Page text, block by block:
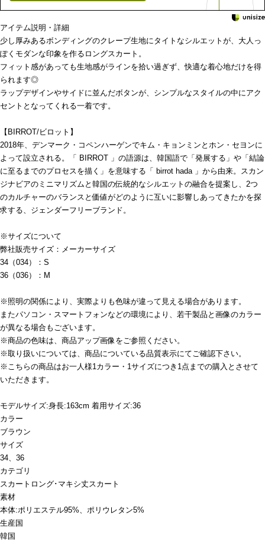
アイテム説明・詳細
少し厚みあるボンディングのクレープ生地にタイトなシルエットが、大人っ
ぽくモダンな印象を作るロングスカート。
フィット感があっても生地感がラインを拾い過ぎず、快適な着心地だけを得
られます◎
ラップデザインやサイドに並んだボタンが、シンプルなスタイルの中にアク
セントとなってくれる一着です。
【BIRROT/ビロット】
2018年、デンマーク・コペンハーゲンでキム・キョンミンとホン・セヨンに
よって設立される。「 BIRROT 」の語源は、韓国語で「発展する」や「結論
に至るまでのプロセスを描く」を意味する「 birrot hada 」から由来。スカン
ジナビアのミニマリズムと韓国の伝統的なシルエットの融合を提案し、2つ
のカルチャーのバランスと価値がどのように互いに影響しあってきたかを探
求する、ジェンダーフリーブランド。
※サイズについて
弊社販売サイズ：メーカーサイズ
34（034）：S
36（036）：M
※照明の関係により、実際よりも色味が違って見える場合があります。
またパソコン・スマートフォンなどの環境により、若干製品と画像のカラー
が異なる場合もございます。
※商品の色味は、商品アップ画像をご参照ください。
※取り扱いについては、商品についている品質表示にてご確認下さい。
※こちらの商品はお一人様1カラー・1サイズにつき1点までの購入とさせて
いただきます。
モデルサイズ:身長:163cm 着用サイズ:36
カラー
ブラウン
サイズ
34、36
カテゴリ
スカート ロング･マキシ丈スカート
素材
本体:ポリエステル95%、ポリウレタン5%
生産国
韓国